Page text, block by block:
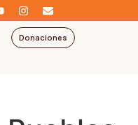
Donaciones